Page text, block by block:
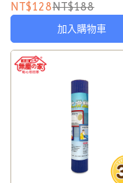
NT$128NT$188
加入購物車